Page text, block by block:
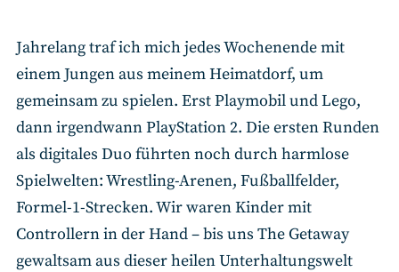
Jahrelang traf ich mich jedes Wochenende mit
einem Jungen aus meinem Heimatdorf, um
gemeinsam zu spielen. Erst Playmobil und Lego,
dann irgendwann PlayStation 2. Die ersten Runden
als digitales Duo führten noch durch harmlose
Spielwelten: Wrestling-Arenen, Fußballfelder,
Formel-1-Strecken. Wir waren Kinder mit
Controllern in der Hand – bis uns The Getaway
gewaltsam aus dieser heilen Unterhaltungswelt